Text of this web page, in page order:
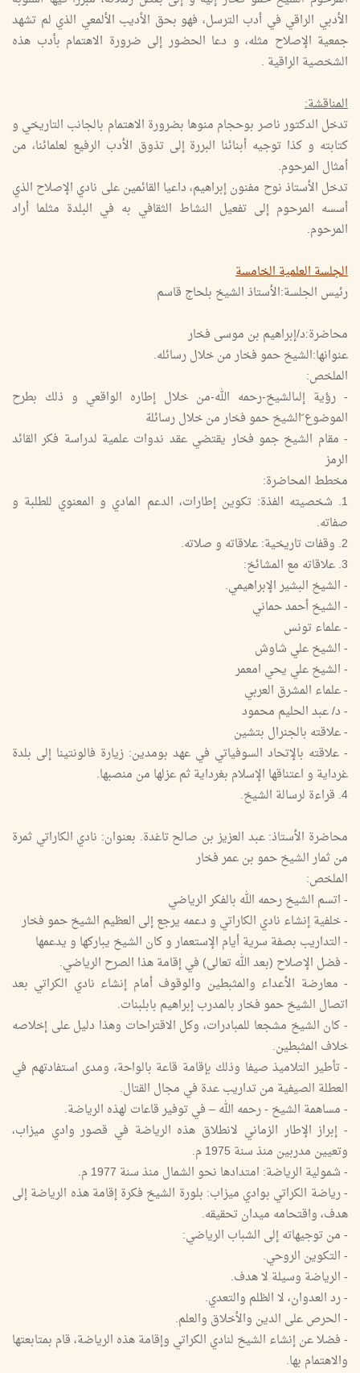
الأدبي الراقي في أدب الترسل، فهو بحق الأديب الألمعي الذي لم تشهد
جمعية الإصلاح مثله، و دعا الحضور إلى ضرورة الاهتمام بأدب هذه
الشخصية الراقية .
المناقشة:
تدخل الدكتور ناصر بوحجام منوها بضرورة الاهتمام بالجانب التاريخي و
كتابته و كذا توجيه أبنائنا البررة إلى تذوق الأدب الرفيع لعلمائنا، من
أمثال المرحوم.
تدخل الأستاذ نوح مفنون إبراهيم، داعيا القائمين على نادي الإصلاح الذي
أسسه المرحوم إلى تفعيل النشاط الثقافي به في البلدة مثلما أراد
المرحوم.
الجلسة العلمية الخامسة
رئيس الجلسة:الأستاذ الشيخ بلحاج قاسم
محاضرة:د/إبراهيم بن موسى فخار
عنوانها:الشيخ حمو فخار من خلال رسائله.
الملخص:
- رؤية إلىالشيخ-رحمه الله-من خلال إطاره الواقعي و ذلك بطرح
الموضوع ّالشيخ حمو فخار من خلال رسائلهّ
- مقام الشيخ جمو فخار يقتضي عقد ندوات علمية لدراسة فكر القائد
الرمز
مخطط المحاضرة:
1. شخصيته الفذة: تكوين إطارات، الدعم المادي و المعنوي للطلبة و
صفاته.
2. وقفات تاريخية: علاقاته و صلاته.
3. علاقاته مع المشائخ:
- الشيخ البشير الإبراهيمي.
- الشيخ أحمد حماني
- علماء تونس
- الشيخ علي شاوش
- الشيخ علي يحي امعمر
- علماء المشرق العربي
- د/ عبد الحليم محمود
- علاقته بالجنرال بتشين
- علاقته بالإتحاد السوفياتي في عهد بومدين: زيارة فالونتينا إلى بلدة
غرداية و اعتناقها الإسلام بغرداية ثم عزلها من منصبها.
4. قراءة لرسالة الشيخ.
محاضرة الأستاذ: عبد العزيز بن صالح تاغدة. بعنوان: نادي الكاراتي ثمرة
من ثمار الشيخ حمو بن عمر فخار
الملخص:
- اتسم الشيخ رحمه الله بالفكر الرياضي
- خلفية إنشاء نادي الكاراتي و دعمه يرجع إلى العظيم الشيخ حمو فخار
- التداريب بصفة سرية أيام الإستعمار و كان الشيخ يباركها و يدعمها
- فضل الإصلاح (بعد الله تعالى) في إقامة هذا الصرح الرياضي.
- معارضة الأعداء والمثبطين والوقوف أمام إنشاء نادي الكراتي بعد
اتصال الشيخ حمو فخار بالمدرب إبراهيم بابلبنات.
- كان الشيخ مشجعا للمبادرات، وكل الاقتراحات وهذا دليل على إخلاصه
خلاف المثبطين.
- تأطير التلاميذ صيفا وذلك بإقامة قاعة بالواحة، ومدى استفادتهم في
العطلة الصيفية من تداريب عدة في مجال القتال.
- مساهمة الشيخ - رحمه الله – في توفير قاعات لهذه الرياضة.
- إبراز الإطار الزماني لانطلاق هذه الرياضة في قصور وادي ميزاب،
وتعيين مدربين منذ سنة 1975 م.
- شمولية الرياضة: امتدادها نحو الشمال منذ سنة 1977 م.
- رياضة الكراتي بوادي ميزاب: بلورة الشيخ فكرة إقامة هذه الرياضة إلى
هدف، واقتحامه ميدان تحقيقه.
- من توجيهاته إلى الشباب الرياضي:
- التكوين الروحي.
- الرياضة وسيلة لا هدف.
- رد العدوان، لا الظلم والتعدي.
- الحرص على الدين والأخلاق والعلم.
- فضلا عن إنشاء الشيخ لنادي الكراتي وإقامة هذه الرياضة، قام بمتابعتها
والاهتمام بها.